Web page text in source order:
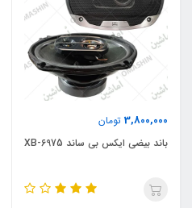
3,800,000 تومان
باند بیضی ایکس بی ساند XB-6975